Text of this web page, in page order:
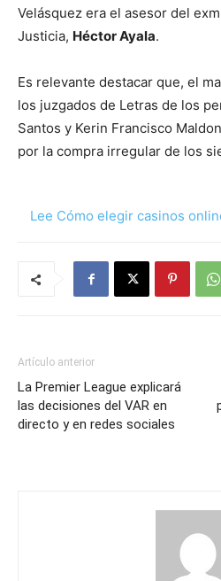
Velásquez era el asesor del
Justicia, Héctor Ayala.
Es relevante destacar que, el
los juzgados de Letras de los
Santos y Kerin Francisco
por la compra irregular de los
Lee Cómo elegir casinos
Artículo anterior
La Premier League explicará
las decisiones del VAR en
directo y en redes sociales